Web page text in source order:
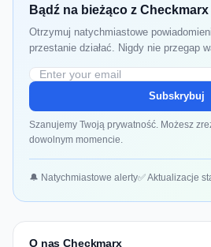
Bądź na bieżąco z Checkmarx
Otrzymuj natychmiastowe
przestanie działać. Nigdy nie przegap
Subskrybuj
Szanujemy Twoją prywatność. Możesz
dowolnym momencie.
🔔 Natychmiastowe alerty✅ Aktualizacje
O nas Checkmarx